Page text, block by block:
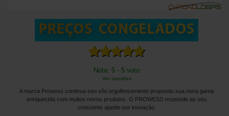
Nota: 5 - 5 voto
Ver opiniões
A marca Prowess continua seu vôo orgulhosamente propondo sua nova gama
enriquecida com muitos novos produtos. O PROWESS responde ao seu
crescente apetite por inovação.